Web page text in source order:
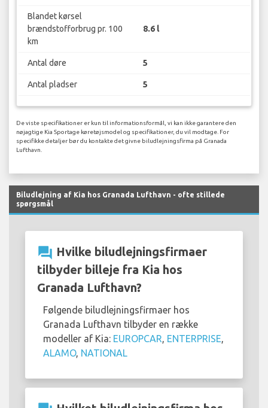
Blandet kørsel
brændstofforbrug pr. 100
km
8.6 l
Antal døre 5
Antal pladser 5
De viste specifikationer er kun til informationsformål, vi kan ikke garantere den
nøjagtige Kia Sportage køretøjsmodel og specifikationer, du vil modtage. For
specifikke detaljer bør du kontakte det givne biludlejningsfirma på Granada
Lufthavn.
Biludlejning af Kia hos Granada Lufthavn - ofte stillede
spørgsmål
question_answer Hvilke biludlejningsfirmaer
tilbyder billeje fra Kia hos
Granada Lufthavn?
Følgende biludlejningsfirmaer hos
Granada Lufthavn tilbyder en række
modeller af Kia: EUROPCAR, ENTERPRISE,
ALAMO, NATIONAL